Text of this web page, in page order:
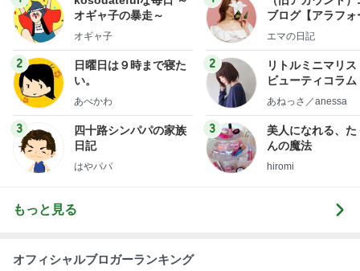
オギャ子の暴走～
オギャ子
2
日曜日は９時まで寝た
い。
あべかわ
3
四十路シンパパの家族
日記
はやパパ
ブログ【アラフォ
社売却セカンドラ
エマの日記
2
リトルミニマリス
ビューティコラ
little
あねっさ／anessa
3
美人になれる、た
んの魔法
hiromi
もっと見る
オフィシャルブロガーランキング